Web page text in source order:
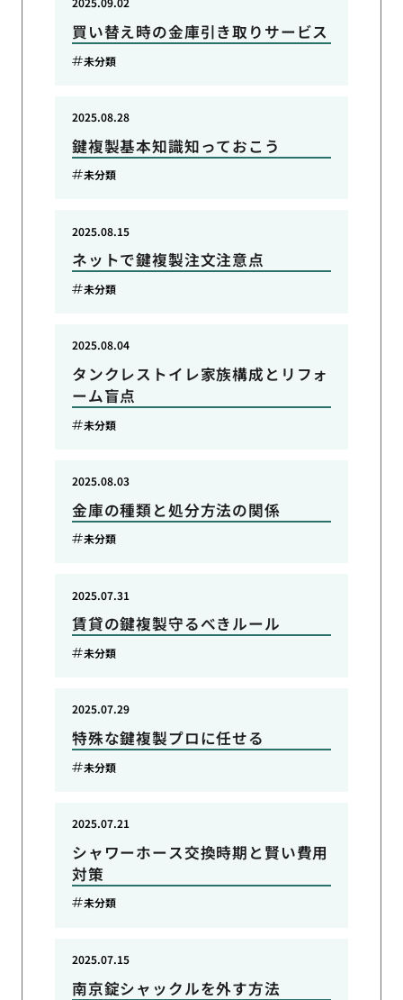
買い替え時の金庫引き取りサービス
未分類
鍵複製基本知識知っておこう
2025.08.28
未分類
ネットで鍵複製注文注意点
2025.08.15
未分類
タンクレストイレ家族構成とリフォ
ーム盲点
2025.08.04
未分類
金庫の種類と処分方法の関係
2025.08.03
未分類
賃貸の鍵複製守るべきルール
2025.07.31
未分類
特殊な鍵複製プロに任せる
2025.07.29
未分類
シャワーホース交換時期と賢い費用
対策
2025.07.21
未分類
南京錠シャックルを外す方法
2025.07.15